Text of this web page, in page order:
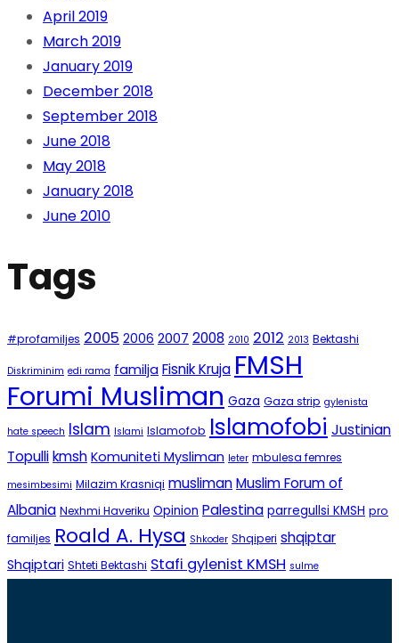
April 2019
March 2019
January 2019
December 2018
September 2018
June 2018
May 2018
January 2018
June 2010
Tags
#profamiljes 2005 2006 2007 2008 2010 2012 2013 Bektashi
Diskriminim edi rama familja Fisnik Kruja FMSH
Forumi Musliman Gaza Gaza strip gylenista
hate speech Islam Islami Islamofob Islamofobi Justinian
Topullikmsh Komuniteti Mysliman leter mbulesa femres
mesimbesimi Milazim Krasniqi muslimanMuslim Forum of
Albania Nexhmi Haveriku Opinion Palestina parregullsi KMSH pro
familjes Roald A. Hysa Shkoder Shqiperi shqiptar
Shqiptari Shteti Bektashi Stafi gylenist KMSH sulme